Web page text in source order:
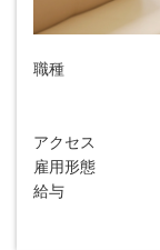
職種
アクセス
雇用形態
給与